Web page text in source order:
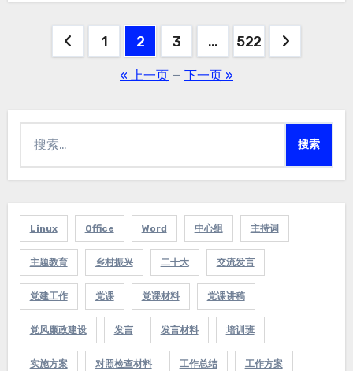
1 2 3 … 522
« 上一页 — 下一页 »
索：
Linux Office Word 中心组 主持词
主题教育 乡村振兴 二十大 交流发言
党建工作 党课 党课材料 党课讲稿
党风廉政建设 发言 发言材料 培训班
实施方案 对照检查材料 工作总结 工作方案